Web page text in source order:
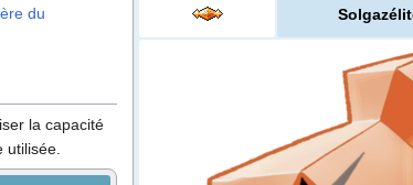
du
la capacité
utilisée.